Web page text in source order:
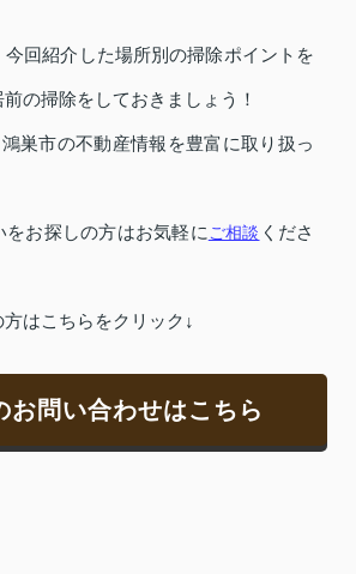
今回紹介した場所別の掃除ポイントを
の掃除をしておきましょう！
巣市の不動産情報を豊富に取り扱っ
をお探しの方はお気軽にご相談 くださ
はこちらをクリック↓
お問い合わせはこちら